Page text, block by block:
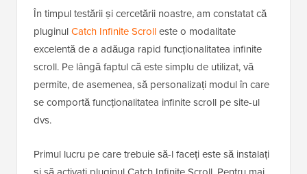
În timpul testării și cercetării noastre, am constatat că
pluginulCatch Infinite Scrolleste o modalitate
excelentă de a adăuga rapid funcționalitatea infinite
scroll. Pe lângă faptul că este simplu de utilizat, vă
permite, de asemenea, să personalizați modul în care
se comportă funcționalitatea infinite scroll pe site-ul
dvs.
Primul lucru pe care trebuie să-l faceți este să instalați